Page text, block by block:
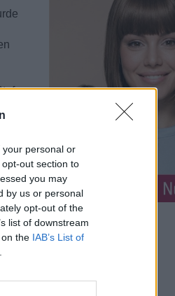
personal or
out section to
you may
by us or personal
opt-out of the
list of downstream
the IAB’s List of